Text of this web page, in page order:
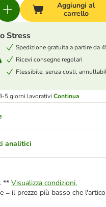
Aggiungi al
carrello
Stress
Spedizione gratuita a partire da
Ricevi consegne regolari
Flessibile, senza costi,
5 giorni lavorativi Continua
analitici
** Visualizza condizioni.
= il prezzo più basso che